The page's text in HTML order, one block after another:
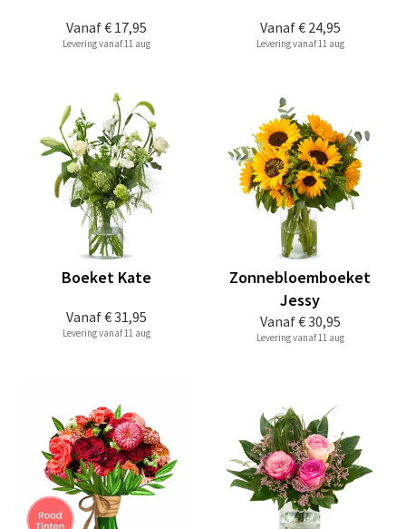
Vanaf€ 17,95
Levering vanaf 11 aug
Vanaf€ 24,95
Levering vanaf 11 aug
Vanaf€ 31,95
Boeket Kate
Levering vanaf 11 aug
Vanaf€ 30,95
Zonnebloemboeket
Jessy
Levering vanaf 11 aug